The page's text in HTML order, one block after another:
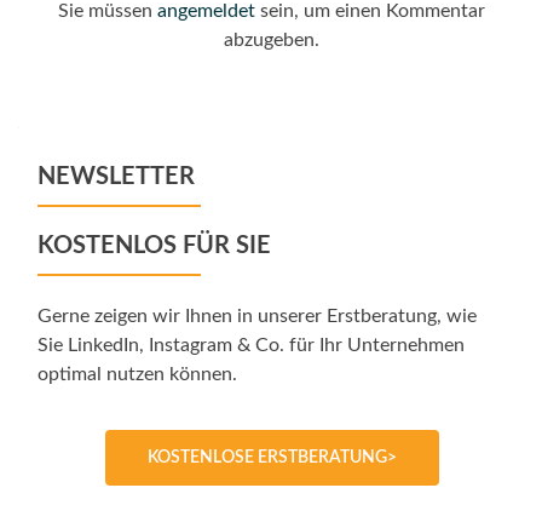
Sie müssen angemeldetsein, um einen Kommentar
abzugeben.
NEWSLETTER
KOSTENLOS FÜR SIE
Gerne zeigen wir Ihnen in unserer Erstberatung, wie
Sie LinkedIn, Instagram & Co. für Ihr Unternehmen
optimal nutzen können.
KOSTENLOSE ERSTBERATUNG>